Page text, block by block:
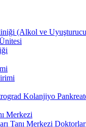
(Alkol ve Uyuşturucu
Kolanjiyo
Merkezi
Tanı Merkezi